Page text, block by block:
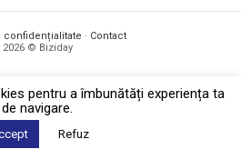
confidențialitate · Contact
2026 © Biziday
pentru a îmbunătăți experiența ta
de navigare.
Refuz